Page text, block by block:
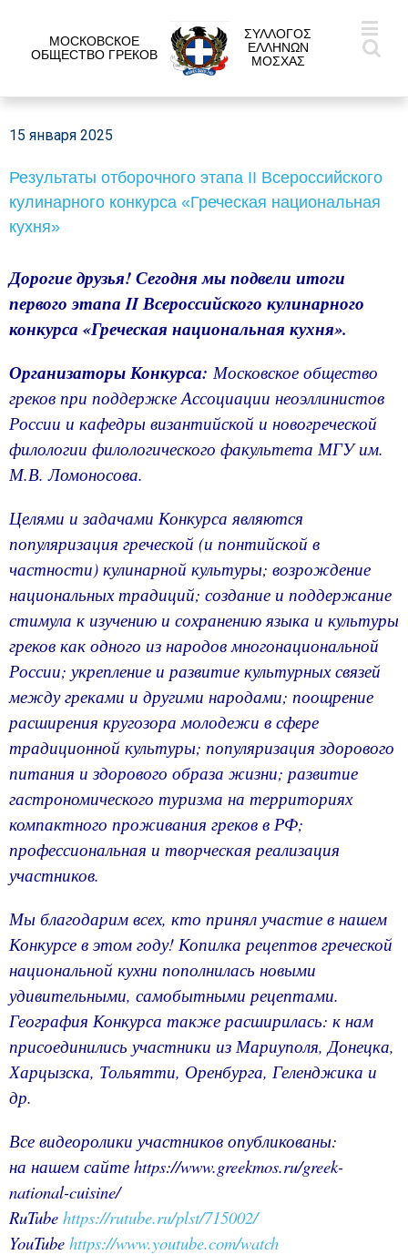
МОСКОВСКОЕ
ОБЩЕСТВО ГРЕКОВ
ΣΥΛΛΟΓΟΣ
ΕΛΛΗΝΩΝ
ΜΟΣΧΑΣ
15 января 2025
Результаты отборочного этапа II Всероссийского
кулинарного конкурса «Греческая национальная
кухня»
Дорогие друзья! Сегодня мы подвели итоги
первого этапа II Всероссийского кулинарного
конкурса «Греческая национальная кухня».
Организаторы Конкурса: Московское общество
греков при поддержке Ассоциации неоэллинистов
России и кафедры византийской и новогреческой
филологии филологического факультета МГУ им.
М.В. Ломоносова.
Целями и задачами Конкурса являются
популяризация греческой (и понтийской в
частности) кулинарной культуры; возрождение
национальных традиций; создание и поддержание
стимула к изучению и сохранению языка и культуры
греков как одного из народов многонациональной
России; укрепление и развитие культурных связей
между греками и другими народами; поощрение
расширения кругозора молодежи в сфере
традиционной культуры; популяризация здорового
питания и здорового образа жизни; развитие
гастрономического туризма на территориях
компактного проживания греков в РФ;
профессиональная и творческая реализация
участников.
Мы благодарим всех, кто принял участие в нашем
Конкурсе в этом году! Копилка рецептов греческой
национальной кухни пополнилась новыми
удивительными, самобытными рецептами.
География Конкурса также расширилась: к нам
присоединились участники из Мариуполя, Донецка,
Харцызска, Тольятти, Оренбурга, Геленджика и
др.
Все видеоролики участников опубликованы:
на нашем сайте https://www.greekmos.ru/greek-
national-cuisine/
RuTube https://rutube.ru/plst/715002/
YouTube https://www.youtube.com/watch